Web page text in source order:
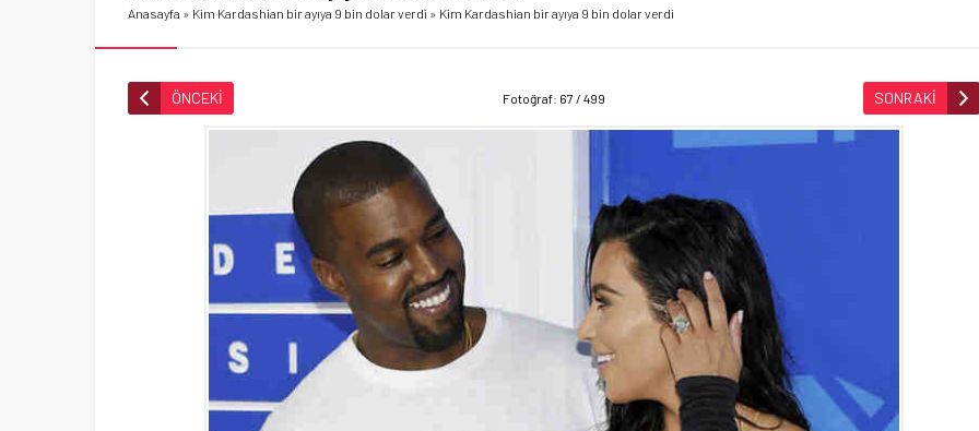
Anasayfa » Kim Kardashian bir ayıya 9 bin dolar verdi » Kim Kardashian bir ayıya 9 bin dolar verdi
ÖNCEKİ Fotoğraf: 67 / 499 SONRAKİ